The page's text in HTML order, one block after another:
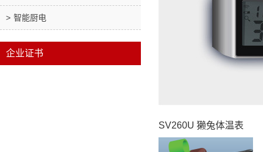
智能厨电
企业证书
SV260U 獭兔体温表